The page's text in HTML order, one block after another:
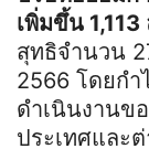
เพิ่มขึ้น
สุทธิจำนวน
2566 โดยก
ดำเนินงานข
ประเทศและ